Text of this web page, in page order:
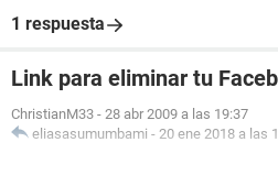
1 respuesta
Link para eliminar tu
ChristianM33 - 28 abr 2009 a las 19:37
eliasasumumbami - 20 ene 2018 a las